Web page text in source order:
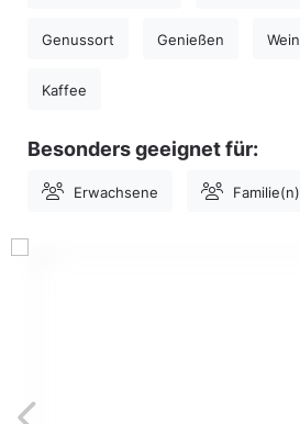
Genussort Genießen Wein
Kaffee
Besonders geeignet für:
Erwachsene Familie(n)